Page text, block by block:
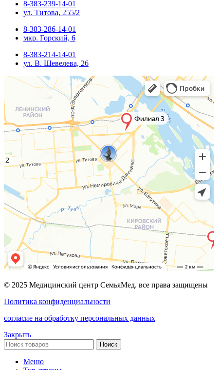
8-383-239-14-01
ул. Титова, 255/2
8-383-286-14-01
мкр. Горский, 6
8-383-214-14-01
ул. В. Шевелева, 26
© 2025 Медицинский центр СемьяМед. все права защищены
Политика конфиденциальности
согласие на обработку персональных данных
Закрыть
Поиск
Меню